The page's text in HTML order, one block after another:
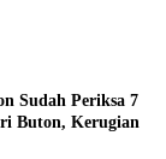
Sudah Periksa 7
Buton, Kerugian